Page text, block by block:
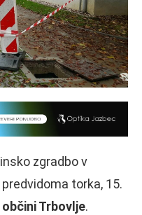
zgradbo v
torka, 15.
občini Trbovlje.